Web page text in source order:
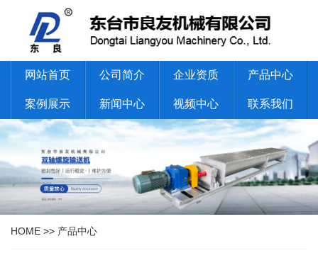
网站首页 公司简介 企业资质 产品中心
案例展示 新闻中心 视频中心 联系我们
HOME >> 产品中心